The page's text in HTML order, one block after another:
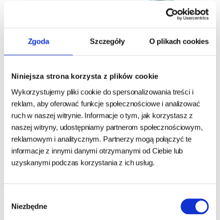
Zgoda Szczegóły O plikach cookies
Niniejsza strona korzysta z plików cookie
Wykorzystujemy pliki cookie do spersonalizowania treści i
reklam, aby oferować funkcje społecznościowe i analizować
ruch w naszej witrynie. Informacje o tym, jak korzystasz z
naszej witryny, udostępniamy partnerom społecznościowym,
reklamowym i analitycznym. Partnerzy mogą połączyć te
informacje z innymi danymi otrzymanymi od Ciebie lub
uzyskanymi podczas korzystania z ich usług.
zgody
Niezbędne
Aio Nature Naturalna Pasta
do zębów mikrobiotyczna z
enzymami i minerałami 50g
24h - cała Polska- towar na magazynie
69,00 zł 65,55 zł
1 311,00 zł/kg
Trixie Pasta do zębów dla
24h - cała Polska- towar na magazynie
12,00 zł
120,00 zł/kg
DO KOSZYKA